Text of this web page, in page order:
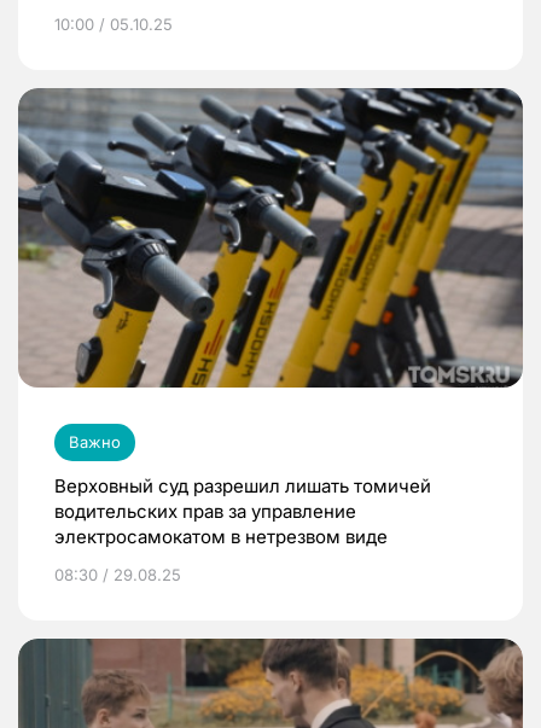
10:00 / 05.10.25
Важно
Верховный суд разрешил лишать томичей
водительских прав за управление
электросамокатом в нетрезвом виде
08:30 / 29.08.25